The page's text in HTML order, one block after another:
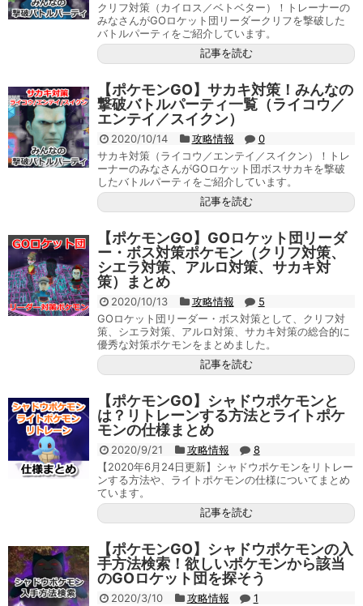
クリフ対策（カイロス／ベトベター）！トレーナーの
みなさんがGOロケット団リーダークリフを撃破した
バトルパーティをご紹介しています。
記事を読む
【ポケモンGO】サカキ対策！みんなの
撃破バトルパーティ一覧（ライコウ／
エンテイ／スイクン）
2020/10/14 攻略情報
0
サカキ対策（ライコウ／エンテイ／スイクン）！トレ
ーナーのみなさんがGOロケット団ボスサカキを撃破
したバトルパーティをご紹介しています。
記事を読む
【ポケモンGO】GOロケット団リーダ
ー・ボス対策ポケモン（クリフ対策、
シエラ対策、アルロ対策、サカキ対
策）まとめ
2020/10/13 攻略情報
5
GOロケット団リーダー・ボス対策として、クリフ対
策、シエラ対策、アルロ対策、サカキ対策の総合的に
優秀な対策ポケモンをまとめました。
記事を読む
【ポケモンGO】シャドウポケモンと
は？リトレーンする方法とライトポケ
モンの仕様まとめ
2020/9/21 攻略情報
8
【2020年6月24日更新】シャドウポケモンをリトレー
ンする方法や、ライトポケモンの仕様についてまとめ
ています。
記事を読む
【ポケモンGO】シャドウポケモンの入
手方法検索！欲しいポケモンから該当
のGOロケット団を探そう
2020/3/10 攻略情報 1